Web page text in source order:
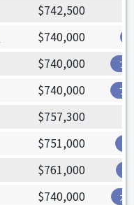
$742,500
$740,000
$740,000 ブ
$740,000 ブ
$757,300
$751,000
$761,000
$740,000 ガ